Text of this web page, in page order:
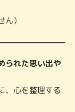
）
られた思い出や
、心を整理する